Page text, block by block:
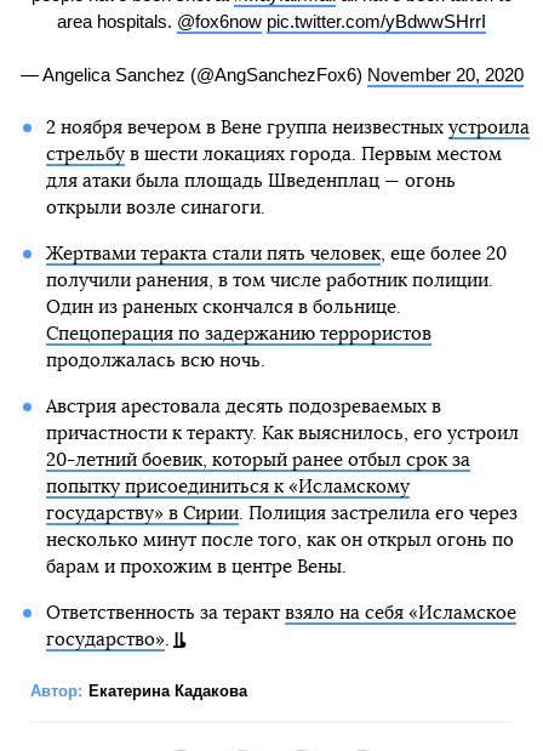
area hospitals. @fox6now pic.twitter.com/yBdwwSHrrI
— Angelica Sanchez (@AngSanchezFox6) November 20, 2020
2 ноября вечером в Вене группа неизвестных устроила
стрельбув шести локациях города. Первым местом
для атаки была площадь Шведенплац — огонь
открыли возле синагоги.
Жертвами теракта стали пять человек, еще более 20
получили ранения, в том числе работник полиции.
Один из раненых скончался в больнице.
Спецоперация по задержанию террористов
продолжалась всю ночь.
Австрия арестовала десять подозреваемых в
причастности к теракту. Как выяснилось, его устроил
20-летний боевик, который ранее отбыл срок за
попытку присоединиться к «Исламскому
государству» в Сирии. Полиция застрелила его через
несколько минут после того, как он открыл огонь по
барам и прохожим в центре Вены.
Ответственность за теракт взяло на себя «Исламское
государство».
Автор: Екатерина Кадакова